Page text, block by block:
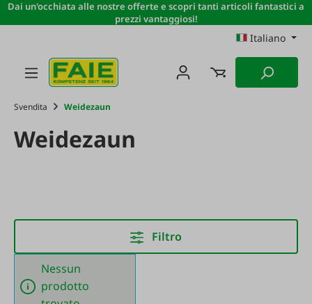
Passa al contenuto principale
Dai un'occhiata alle nostre offerte e scopri tanti articoli fantastici a
prezzi vantaggiosi!
Italiano
Svendita Weidezaun
Weidezaun
Filtro
Nessun
prodotto